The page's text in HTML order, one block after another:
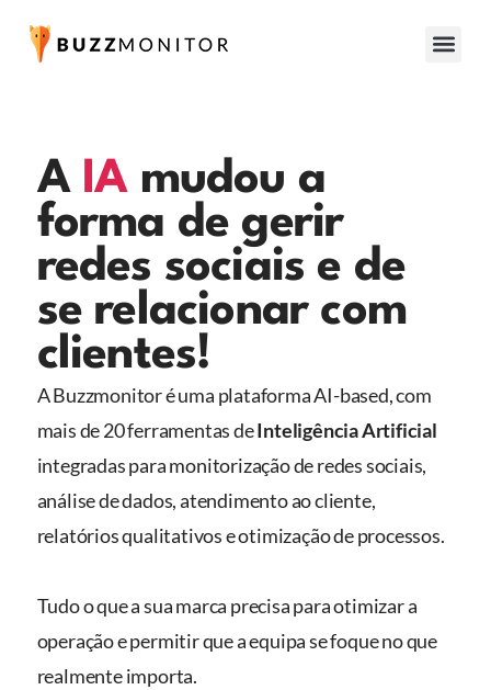
A IAmudou a
forma de gerir
redes sociais e de
se relacionar com
clientes!
A Buzzmonitor é uma plataforma AI-based, com
mais de 20 ferramentas deInteligência Artificial
integradas para monitorização de redes sociais,
análise de dados, atendimento ao cliente,
relatórios qualitativos e otimização de processos.
Tudo o que a sua marca precisa para otimizar a
operação e permitir que a equipa se foque no que
realmente importa.